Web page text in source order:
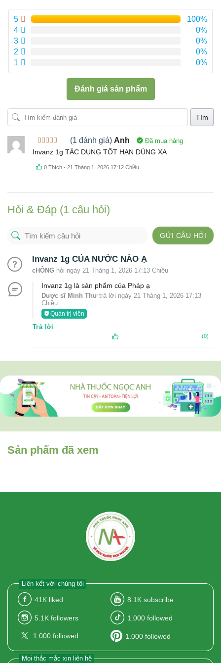
5
100%
4
0%
3
0%
2
0%
1
0%
Đánh giá sản phẩm
Tìm
Được xếp
hạng5 5
sao
(1 đánh giá) Anh Đã mua hàng
Invanz 1g TÁC DỤNG TỐT HẠN DÙNG XA
0 Thích -21 Tháng 1, 2026 17:12 Chiều
Hỏi & Đáp (1 câu hỏi)
GỬI CÂU HỎI
Invanz 1g CỦA NƯỚC NÀO Ạ
cHÔNG hỏi ngày 21 Tháng 1, 2026 17:13 Chiều
Invanz 1g là sản phẩm của Pháp ạ
Dược sĩ Minh Thưtrả lời ngày 21 Tháng 1, 2026 17:13
Chiều
Quản trị viên
Trả lời
(0)
Sản phẩm đã xem
Liên kết với chúng tôi
41K liked 8.1K subscribe
5.1K followers 1.000 followed
1.000 followed 1.000 followed
Mọi thắc mắc xin liên hệ